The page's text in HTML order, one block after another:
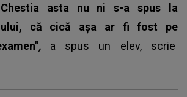
asta nu ni s-a spus la
ului, că cică așa ar fi fost pe
, a spus un elev, scrie